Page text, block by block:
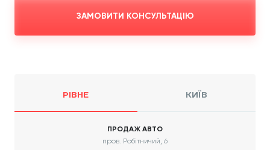
ЗАМОВИТИ КОНСУЛЬТАЦІЮ
РІВНЕ КИЇВ
ПРОДАЖ АВТО
пров. Робітничий, 6